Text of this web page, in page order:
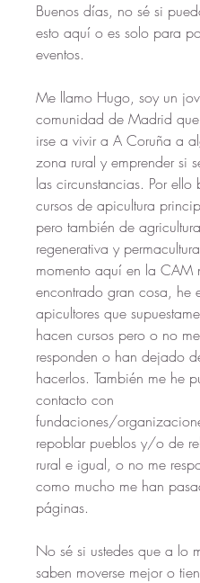
Buenos días, no sé si
esto aquí o es solo para
eventos.
Me llamo Hugo, soy un
comunidad de Madrid
irse a vivir a A Coruña a
zona rural y emprender si
las circunstancias. Por ello
cursos de apicultura
pero también de agricultura
regenerativa y
momento aquí en la CAM
encontrado gran cosa, he
apicultores que
hacen cursos pero o no me
responden o han dejado
hacerlos. También me he
contacto con
fundaciones/
repoblar pueblos y/o de
rural e igual, o no me
como mucho me han
páginas.
No sé si ustedes que a lo
saben moverse mejor o